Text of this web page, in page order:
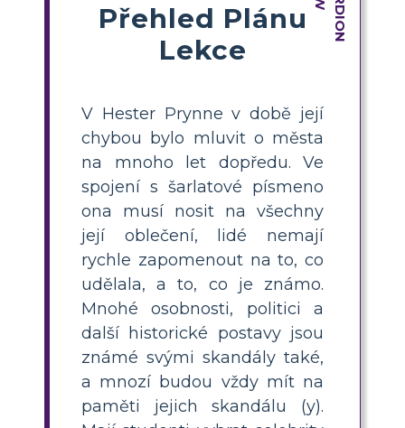
Přehled Plánu
Lekce
V Hester Prynne v době její
chybou bylo mluvit o města
na mnoho let dopředu. Ve
spojení s šarlatové písmeno
ona musí nosit na všechny
její oblečení, lidé nemají
rychle zapomenout na to, co
udělala, a to, co je známo.
Mnohé osobnosti, politici a
další historické postavy jsou
známé svými skandály také,
a mnozí budou vždy mít na
paměti jejich skandálu (y).